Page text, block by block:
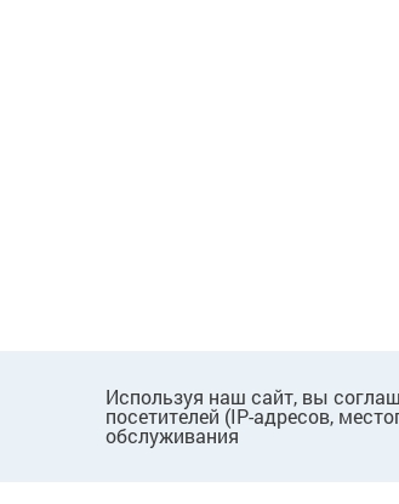
Используя наш сайт, вы
посетителей (IP-адресов,
обслуживания